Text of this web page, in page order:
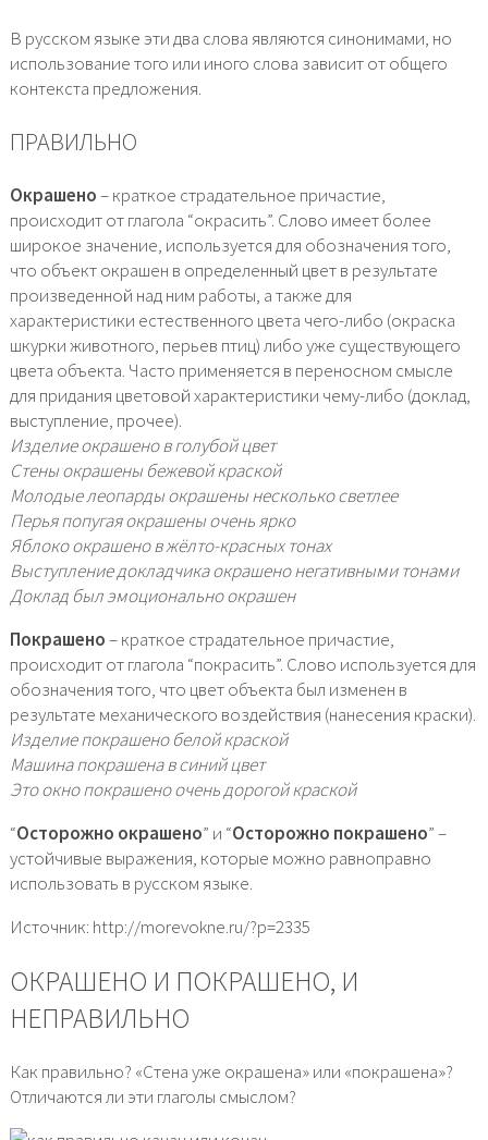
В русском языке эти два слова являются синонимами, но
использование того или иного слова зависит от общего
контекста предложения.
ПРАВИЛЬНО
Окрашено– краткое страдательное причастие,
происходит от глагола “окрасить”. Слово имеет более
широкое значение, используется для обозначения того,
что объект окрашен в определенный цвет в результате
произведенной над ним работы, а также для
характеристики естественного цвета чего-либо (окраска
шкурки животного, перьев птиц) либо уже существующего
цвета объекта. Часто применяется в переносном смысле
для придания цветовой характеристики чему-либо (доклад,
выступление, прочее).
Изделие окрашено в голубой цвет
Стены окрашены бежевой краской
Молодые леопарды окрашены несколько светлее
Перья попугая окрашены очень ярко
Яблоко окрашено в жёлто-красных тонах
Выступление докладчика окрашено негативными тонами
Доклад был эмоционально окрашен
Покрашено– краткое страдательное причастие,
происходит от глагола “покрасить”. Слово используется для
обозначения того, что цвет объекта был изменен в
результате механического воздействия (нанесения краски).
Изделие покрашено белой краской
Машина покрашена в синий цвет
Это окно покрашено очень дорогой краской
“Осторожно окрашено” и “Осторожно покрашено” –
устойчивые выражения, которые можно равноправно
использовать в русском языке.
Источник: http://morevokne.ru/?p=2335
ОКРАШЕНО И ПОКРАШЕНО, И
НЕПРАВИЛЬНО
Как правильно? «Стена уже окрашена» или «покрашена»?
Отличаются ли эти глаголы смыслом?